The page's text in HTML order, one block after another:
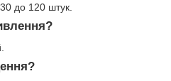
до 120 штук.